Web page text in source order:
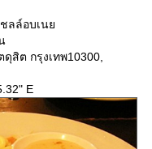
ชลล์อบเน
สิต กรุงเทพ10300,
E